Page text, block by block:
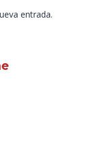
entrada.